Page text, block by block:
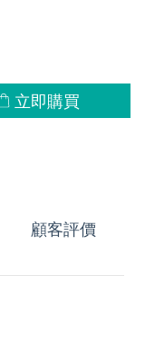
立即購買
顧客評價